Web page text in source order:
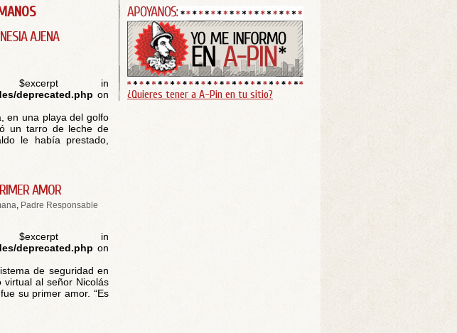
AJENA
in
deprecated.php on
en una playa del golfo
un tarro de leche de
le había prestado,
AMOR
, Padre Responsable
in
deprecated.php on
de seguridad en
al señor Nicolás
su primer amor. “Es
¿Quieres tener a A-Pin en tu sitio?